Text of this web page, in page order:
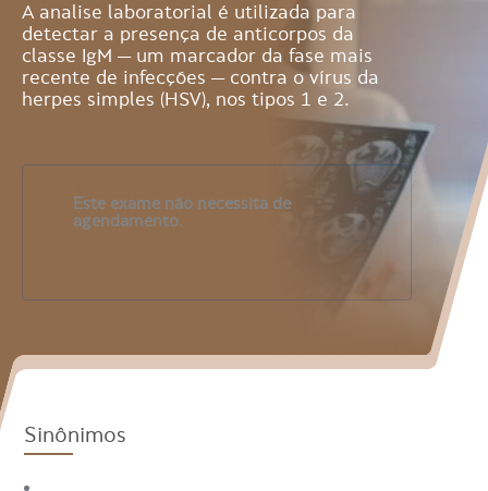
A analise laboratorial é utilizada para
detectar a presença de anticorpos da
classe IgM — um marcador da fase mais
recente de infecções — contra o vírus da
herpes simples (HSV), nos tipos 1 e 2.
Este exame não necessita de
agendamento.
Sinônimos